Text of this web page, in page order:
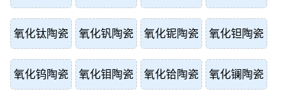
氧化钛陶瓷 氧化钒陶瓷 氧化铌陶瓷 氧化钽陶瓷
氧化钨陶瓷 氧化钼陶瓷 氧化铪陶瓷 氧化镧陶瓷